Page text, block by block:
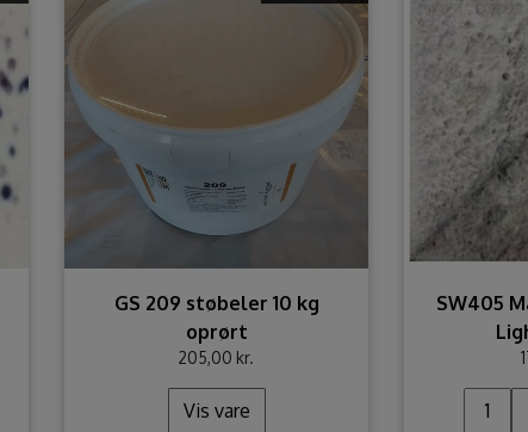
GS 209 støbeler 10 kg
oprørt
205,00 kr.
Vis vare
SW405